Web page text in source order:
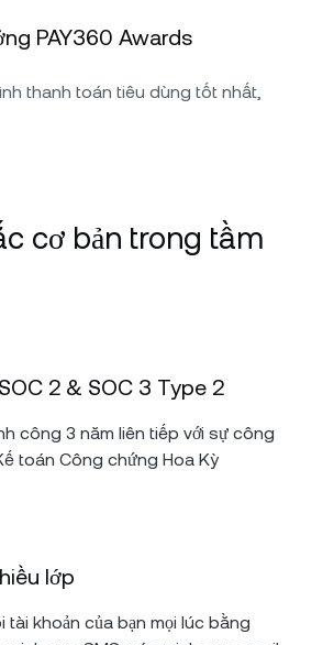
PAY360 Awards
thanh toán tiêu dùng tốt nhất,
cơ bản trong tầm
2 & SOC 3 Type 2
công 3 năm liên tiếp với sự công
toán Công chứng Hoa Kỳ
lớp
tài khoản của bạn mọi lúc bằng